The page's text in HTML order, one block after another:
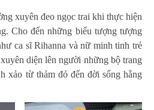
xuyên đeo ngọc trai khi thực hiện
Cho đến những biểu tượng tượng
ca sĩ Rihanna và nữ minh tinh trẻ
diện lên người những bộ trang
xảo từ thảm đỏ đến đời sống hằng